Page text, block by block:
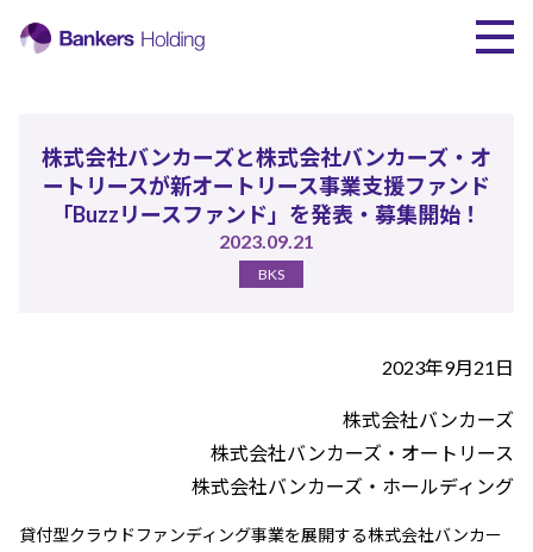
グループ
サービス
株式会社バンカーズと株式会社バンカーズ・オ
ートリースが新オートリース事業支援ファンド
「Buzzリースファンド」を発表・募集開始！
2023.09.21
BKS
2023年9月21日
株式会社バンカーズ
株式会社バンカーズ・オートリース
株式会社バンカーズ・ホールディング
貸付型クラウドファンディング事業を展開する株式会社バンカー